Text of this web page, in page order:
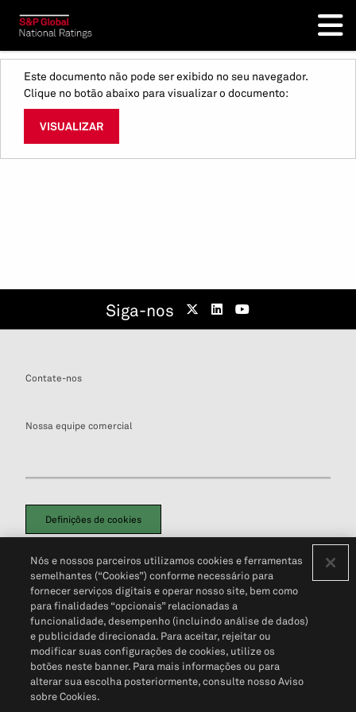
Este documento não pode ser exibido no seu navegador.
Clique no botão abaixo para visualizar o documento:
VISUALIZAR
Siga-nos
Contate-nos
Nossa equipe comercial
Definições de cookies
Política de PrivacidadePortal de privacidade do cliente (em inglês)
Não Venda Minhas Informações Pessoais© 2026 S&P Global
Nós e nossos parceiros utilizamos cookies e ferramentas
semelhantes (“Cookies”) conforme necessário para
fornecer serviços digitais e operar nosso site, bem como
para finalidades “opcionais” relacionadas a
funcionalidade, desempenho (incluindo análise de dados)
e publicidade direcionada. Para aceitar, rejeitar ou
modificar suas configurações de cookies, utilize os
botões neste banner. Para mais informações ou para
alterar sua escolha posteriormente, consulte nosso Aviso
sobre Cookies.